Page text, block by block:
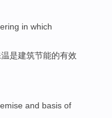
in which
是建筑节能的有效
and basis of